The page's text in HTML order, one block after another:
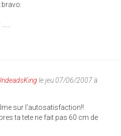
le jeu 07/06/2007 à
sur l'autosatisfaction!!
ta tete ne fait pas 60 cm de